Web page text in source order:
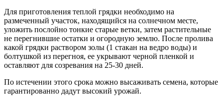
Для приготовления теплой грядки необходимо на
размеченный участок, находящийся на солнечном месте,
уложить послойно тонкие старые ветки, затем растительные
не перегнившие остатки и огородную землю. После пролива
какой грядки раствором золы (1 стакан на ведро воды) и
болтушкой из перегноя, ее укрывают черной пленкой и
оставляют для созревания на 25-30 дней.
По истечении этого срока можно высаживать семена, которые
гарантированно дадут высокий урожай.